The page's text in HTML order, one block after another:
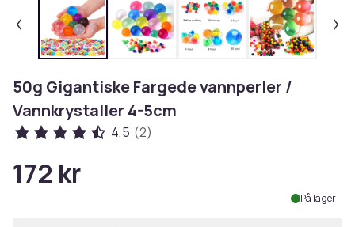
50g Gigantiske Fargede vannperler /
Vannkrystaller 4-5cm
4,5 (2)
172 kr
På lager